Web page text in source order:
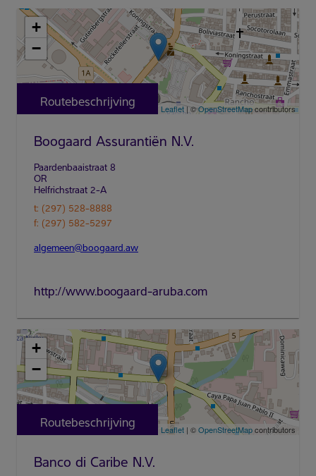
+
−
Leaflet | ©OpenStreetMapcontributors
Routebeschrijving
Boogaard Assurantiën N.V.
t: (297) 528-8888
algemeen@boogaard.aw
http://www.boogaard-aruba.com
+
−
Leaflet | ©OpenStreetMapcontributors
Routebeschrijving
Banco di Caribe N.V.